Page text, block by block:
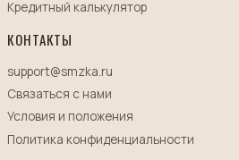
Кредитный калькулятор
КОНТАКТЫ
support@smzka.ru
Связаться с нами
Условия и положения
Политика конфиденциальности